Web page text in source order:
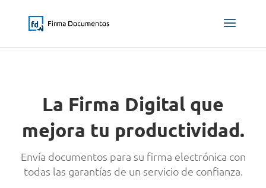
La Firma Digital que
mejora tu productividad.
Envía documentos para su firma electrónica con
todas las garantías de un servicio de confianza.